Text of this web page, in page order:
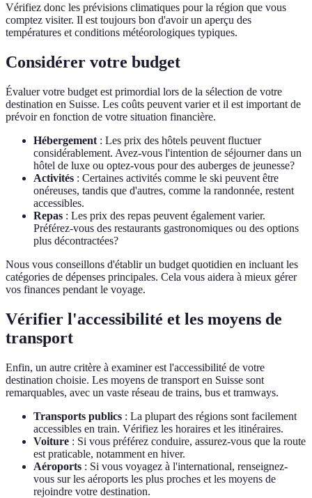
Vérifiez donc les prévisions climatiques pour la région que vous
comptez visiter. Il est toujours bon d'avoir un aperçu des
températures et conditions météorologiques typiques.
Considérer votre budget
Évaluer votre budget est primordial lors de la sélection de votre
destination en Suisse. Les coûts peuvent varier et il est important de
prévoir en fonction de votre situation financière.
Hébergement : Les prix des hôtels peuvent fluctuer
considérablement. Avez-vous l'intention de séjourner dans un
hôtel de luxe ou optez-vous pour des auberges de jeunesse?
Activités : Certaines activités comme le ski peuvent être
onéreuses, tandis que d'autres, comme la randonnée, restent
accessibles.
Repas : Les prix des repas peuvent également varier.
Préférez-vous des restaurants gastronomiques ou des options
plus décontractées?
Nous vous conseillons d'établir un budget quotidien en incluant les
catégories de dépenses principales. Cela vous aidera à mieux gérer
vos finances pendant le voyage.
Vérifier l'accessibilité et les moyens de
transport
Enfin, un autre critère à examiner est l'accessibilité de votre
destination choisie. Les moyens de transport en Suisse sont
remarquables, avec un vaste réseau de trains, bus et tramways.
Transports publics : La plupart des régions sont facilement
accessibles en train. Vérifiez les horaires et les itinéraires.
Voiture : Si vous préférez conduire, assurez-vous que la route
est praticable, notamment en hiver.
Aéroports : Si vous voyagez à l'international, renseignez-
vous sur les aéroports les plus proches et les moyens de
rejoindre votre destination.